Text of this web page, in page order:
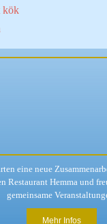
kök
eine neue
Restaurant Hemma und
gemeinsame
Mehr Infos